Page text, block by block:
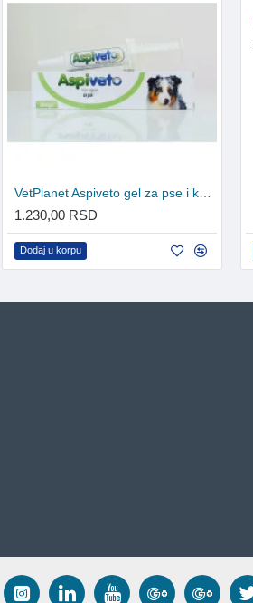
VetPlanet Aspiveto gel za pse i konje 20ml
1.230,00 RSD
Dodaj u korpu